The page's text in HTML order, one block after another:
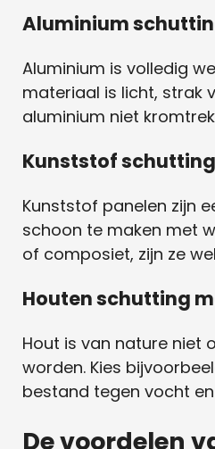
Aluminium
Aluminium is volledig
materiaal is licht, strak
aluminium niet
Kunststof schutting
Kunststof panelen zijn
schoon te maken met
of composiet, zijn ze
Houten schutting
Hout is van nature niet
worden. Kies
bestand tegen vocht
De voordelen